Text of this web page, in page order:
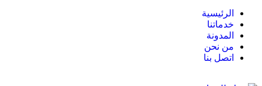
الرئيسية
خدماتنا
المدونة
من نحن
اتصل بنا